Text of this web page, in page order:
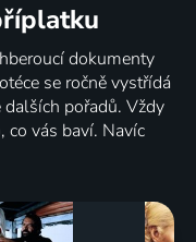
dokumenty
se ročně vystřídá
pořadů. Vždy
co vás baví. Navíc